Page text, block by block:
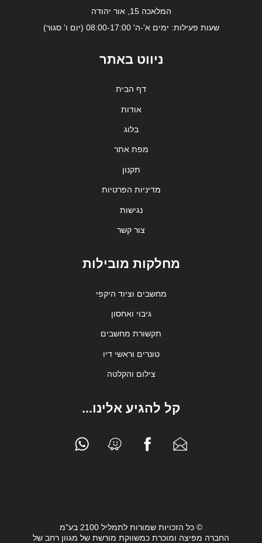
המלאכה 15, אור יהודה
שעות פעילות: ימים א'-ה' 08:00-17:00 (יום ו' סגור)
ניווט באתר
דף הבית
אודות
בלוג
מפת אתר
תקנון
מדיניות הפרטיות
נגישות
צור קשר
מחלקות מובילות
מחשבים וציוד היקפי
גיבוי ואחסון
תקשורת מחשבים
טונרים וראשי דיו
צילום והקלטה
קל להגיע אלינו...
© כל הזכויות שמורות לתמליל 2100 בע"מ
החברה מפיצה ומוכרת כמשווקת מורשת של מגוון רחב של